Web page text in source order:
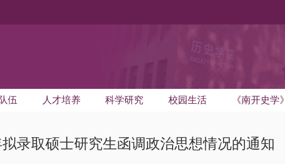
伍 人才培养 科学研究 校园生活 《南开史学》
拟录取硕士研究生函调政治思想情况的通知